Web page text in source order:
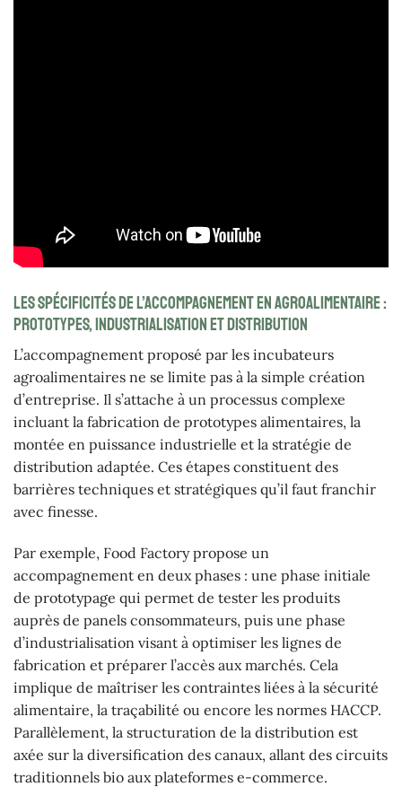
Les spécificités de l’accompagnement en agroalimentaire :
prototypes, industrialisation et distribution
L’accompagnement proposé par les incubateurs
agroalimentaires ne se limite pas à la simple création
d’entreprise. Il s’attache à un processus complexe
incluant la fabrication de prototypes alimentaires, la
montée en puissance industrielle et la stratégie de
distribution adaptée. Ces étapes constituent des
barrières techniques et stratégiques qu’il faut franchir
avec finesse.
Par exemple, Food Factory propose un
accompagnement en deux phases : une phase initiale
de prototypage qui permet de tester les produits
auprès de panels consommateurs, puis une phase
d’industrialisation visant à optimiser les lignes de
fabrication et préparer l’accès aux marchés. Cela
implique de maîtriser les contraintes liées à la sécurité
alimentaire, la traçabilité ou encore les normes HACCP.
Parallèlement, la structuration de la distribution est
axée sur la diversification des canaux, allant des circuits
traditionnels bio aux plateformes e-commerce.